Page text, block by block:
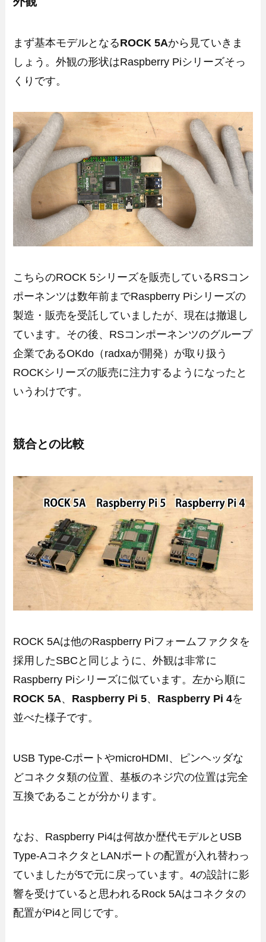
まず基本モデルとなるROCK 5Aから見ていきま
しょう。外観の形状はRaspberry Piシリーズそっ
くりです。
こちらのROCK 5シリーズを販売しているRSコン
ポーネンツは数年前までRaspberry Piシリーズの
製造・販売を受託していましたが、現在は撤退し
ています。その後、RSコンポーネンツのグループ
企業であるOKdo（radxaが開発）が取り扱う
ROCKシリーズの販売に注力するようになったと
いうわけです。
競合との比較
ROCK 5Aは他のRaspberry Piフォームファクタを
採用したSBCと同じように、外観は非常に
Raspberry Piシリーズに似ています。左から順に
ROCK 5A、 Raspberry Pi 5、 Raspberry Pi 4を
並べた様子です。
USB Type-CポートやmicroHDMI、ピンヘッダな
どコネクタ類の位置、基板のネジ穴の位置は完全
互換であることが分かります。
なお、Raspberry Pi4は何故か歴代モデルとUSB
Type-AコネクタとLANポートの配置が入れ替わっ
ていましたが5で元に戻っています。4の設計に影
響を受けていると思われるRock 5Aはコネクタの
配置がPi4と同じです。